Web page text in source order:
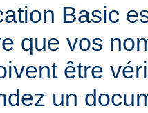
Basic
que vos
être
un